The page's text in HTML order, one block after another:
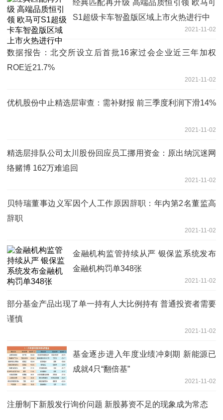
经典匹配再升级 高端品质恒引领 欧马可
S1超级卡车智盈版区域上市火热进行中
2021-11-02
数据报告：北交所设立后首批16家过会企业近三年加权
ROE近21.7%
2021-11-02
优机股份中止精选层审查：需补财报 前三季度利润下滑14%
2021-11-02
精选层排队公司太川股份回应员工挪用资金：原出纳沉迷网
络赌博 162万难追回
2021-11-02
贝特瑞董事边义军因个人工作原因辞职：年内第2名董监高
辞职
2021-11-02
金融机构监管持续从严 银保监系统发布
金融机构罚单348张
2021-11-02
部分基金产品出现了单一持有人大比例持有 普通投资者需要
谨慎
2021-11-02
基金逐步进入年度业绩冲刺期 新能源已
成就4只“翻倍基”
2021-11-02
注册制下新股发行询价问题 新股募资不足的现象成为常态